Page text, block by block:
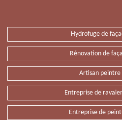
Hydrofuge de
Rénovation de
Artisan peintre
Entreprise de
Entreprise de